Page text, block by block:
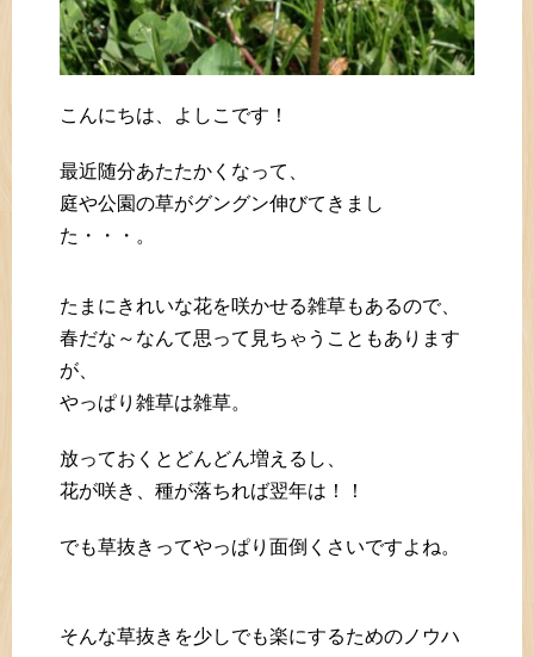
こんにちは、よしこです！
最近随分あたたかくなって、
庭や公園の草がグングン伸びてきまし
た・・・。
たまにきれいな花を咲かせる雑草もあるので、
春だな～なんて思って見ちゃうこともあります
が、
やっぱり雑草は雑草。
放っておくとどんどん増えるし、
花が咲き、種が落ちれば翌年は！！
でも草抜きってやっぱり面倒くさいですよね。
そんな草抜きを少しでも楽にするためのノウハ